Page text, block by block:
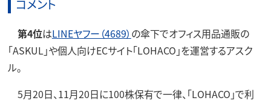
コメント
第4位はLINEヤフー（4689） の傘下でオフィス用品通販の
「ASKUL」や個人向けECサイト「LOHACO」を運営するアスク
ル。
5月20日、11月20日に100株保有で一律、「LOHACO」で利